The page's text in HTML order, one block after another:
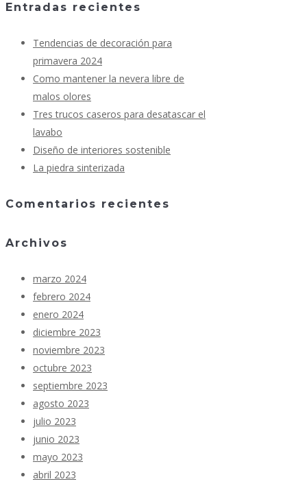
Entradas recientes
Tendencias de decoración para
primavera 2024
Como mantener la nevera libre de
malos olores
Tres trucos caseros para desatascar el
lavabo
Diseño de interiores sostenible
La piedra sinterizada
Comentarios recientes
Archivos
marzo 2024
febrero 2024
enero 2024
diciembre 2023
noviembre 2023
octubre 2023
septiembre 2023
agosto 2023
julio 2023
junio 2023
mayo 2023
abril 2023